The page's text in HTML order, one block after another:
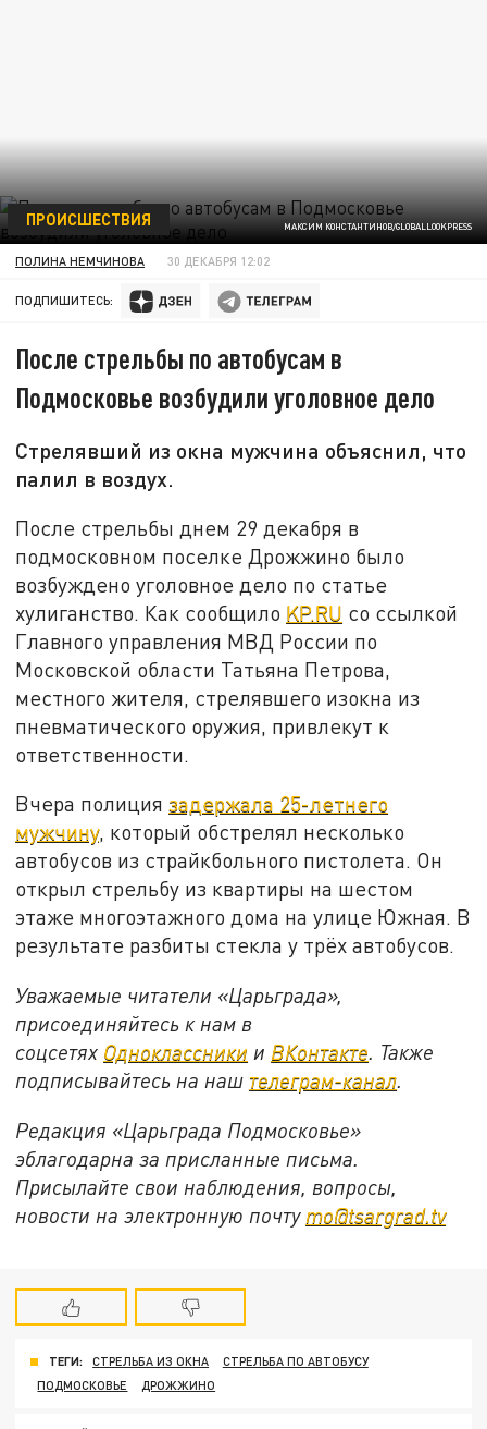
МАКСИМ КОНСТАНТИНОВ/GLOBALLOOKPRESS
ПРОИСШЕСТВИЯ
ПОЛИНА НЕМЧИНОВА 30 ДЕКАБРЯ 12:02
ПОДПИШИТЕСЬ:
После стрельбы по автобусам в
Подмосковье возбудили уголовное дело
Стрелявший из окна мужчина объяснил, что
палил в воздух.
После стрельбы днем 29 декабря в
подмосковном поселке Дрожжино было
возбуждено уголовное дело по статье
хулиганство. Как сообщило KP.RU со ссылкой
Главного управления МВД России по
Московской области Татьяна Петрова,
местного жителя, стрелявшего изокна из
пневматического оружия, привлекут к
ответственности.
Вчера полициязадержала 25-летнего
мужчину, который обстрелял несколько
автобусов из страйкбольного пистолета. Он
открыл стрельбу из квартиры на шестом
этаже многоэтажного дома на улице Южная. В
результате разбиты стекла у трёх автобусов.
Уважаемые читатели «Царьграда»,
присоединяйтесь к нам в
соцсетях Одноклассники и ВКонтакте. Также
подписывайтесь на наш телеграм-канал.
Редакция «Царьграда Подмосковье»
эблагодарна за присланные письма.
Присылайте свои наблюдения, вопросы,
новости на электронную почту mo@tsargrad.tv
ТЕГИ: СТРЕЛЬБА ИЗ ОКНА
СТРЕЛЬБА ПО АВТОБУСУ
ПОДМОСКОВЬЕ
ДРОЖЖИНО